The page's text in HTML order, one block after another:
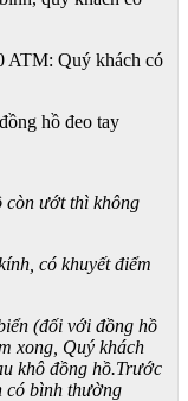
ATM: Quý khách có
còn ướt thì không
có khuyết điểm
(đối với đồng hồ
xong, Quý khách
khô đồng hồ.Trước
có bình thường